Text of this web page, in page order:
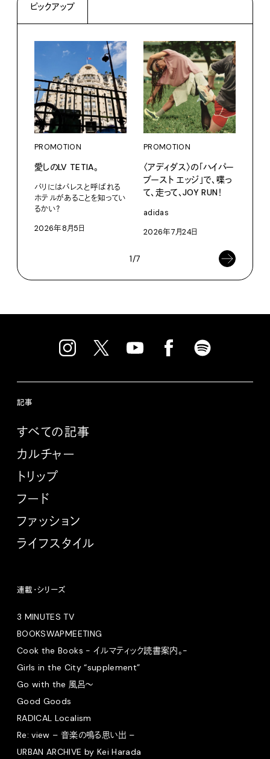
ピックアップ
PROMOTION
愛しのLV TETIA。
パリにはパレスと呼ばれる
ホテルがあることを知ってい
るかい？
2026年8月5日
PROMOTION
〈アディダス〉の「ハイパー
ブースト エッジ」で、喋っ
て、走って、JOY RUN！
adidas
2026年7月24日
1/7
記事
すべての記事
カルチャー
トリップ
フード
ファッション
ライフスタイル
連載・シリーズ
3 MINUTES TV
BOOKSWAPMEETING
Cook the Books - イルマティック読書案内。-
Girls in the City “supplement”
Go with the 風呂〜
Good Goods
RADICAL Localism
Re: view – 音楽の鳴る思い出 –
URBAN ARCHIVE by Kei Harada